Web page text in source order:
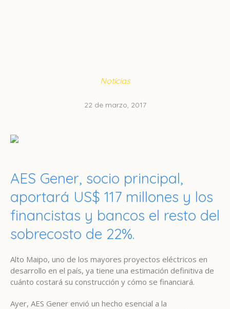
Noticias
22 de marzo, 2017
AES Gener, socio principal,
aportará US$ 117 millones y los
financistas y bancos el resto del
sobrecosto de 22%.
Alto Maipo, uno de los mayores proyectos eléctricos en
desarrollo en el país, ya tiene una estimación definitiva de
cuánto costará su construcción y cómo se financiará.
Ayer, AES Gener envió un hecho esencial a la